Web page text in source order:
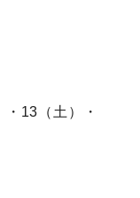
13（土）・